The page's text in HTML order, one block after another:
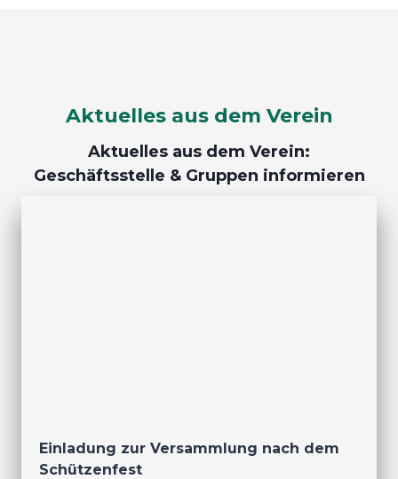
Aktuelles aus dem Verein
Aktuelles aus dem Verein:
Geschäftsstelle & Gruppen informieren
Einladung zur Versammlung nach dem
Schützenfest